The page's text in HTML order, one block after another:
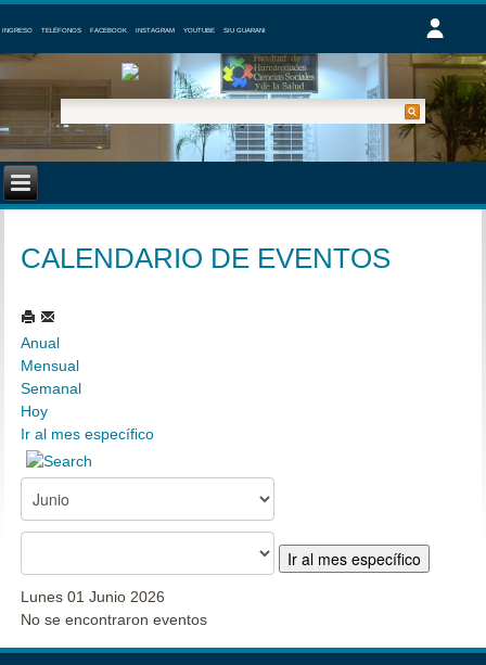
INGRESO TELÉFONOS FACEBOOK INSTAGRAM YOUTUBE SIU GUARANI
CALENDARIO DE EVENTOS
Anual
Mensual
Semanal
Hoy
Ir al mes específico
Ir al mes específico
Lunes 01 Junio 2026
No se encontraron eventos